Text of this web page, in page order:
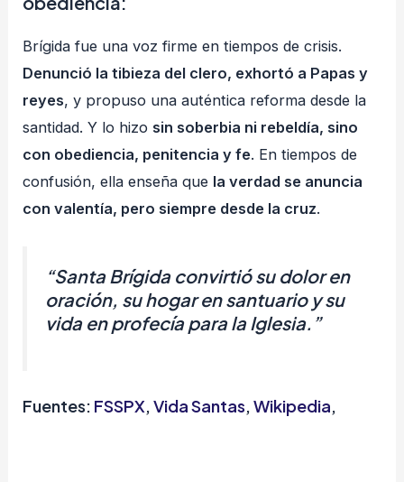
Brígida fue una voz firme en tiempos de crisis.
Denunció la tibieza del clero, exhortó a Papas y
reyes, y propuso una auténtica reforma desde la
santidad. Y lo hizo sin soberbia ni rebeldía, sino
con obediencia, penitencia y fe. En tiempos de
confusión, ella enseña que la verdad se anuncia
con valentía, pero siempre desde la cruz.
“Santa Brígida convirtió su dolor en
oración, su hogar en santuario y su
vida en profecía para la Iglesia.”
Fuentes: FSSPX ,Vida Santas ,Wikipedia